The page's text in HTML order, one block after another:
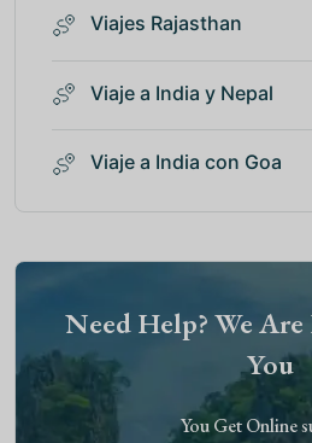
Viajes Rajasthan
Viaje a India y Nepal
Viaje a India con Goa
Need Help? We
You
You Get Online